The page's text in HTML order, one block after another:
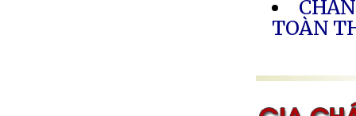
TOÀN